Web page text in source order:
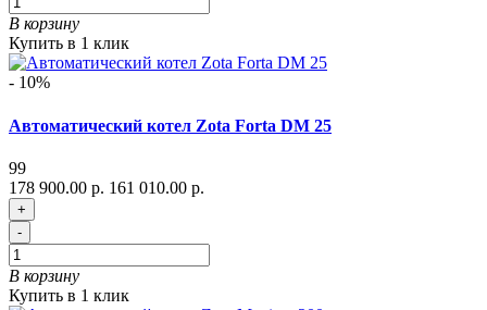
В корзину
Купить в 1 клик
- 10%
Автоматический котел Zota Forta DM 25
99
178 900.00 р. 161 010.00 р.
+
-
В корзину
Купить в 1 клик